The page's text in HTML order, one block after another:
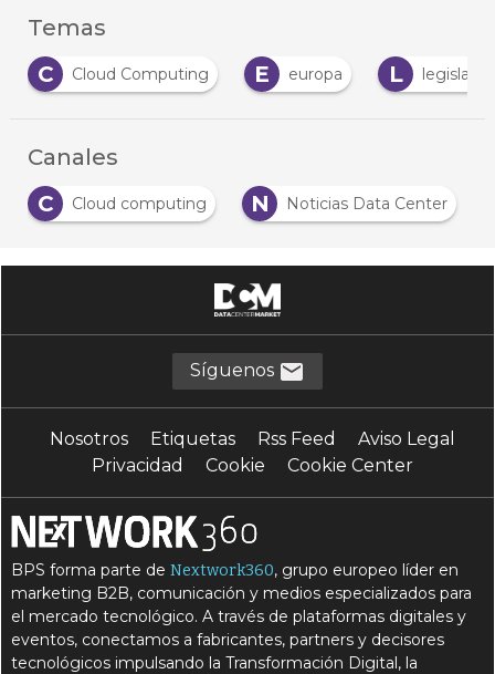
Temas
E
europa L legislación N Nube N
Canales
C
Cloud computing N Noticias Data Center
Síguenos
Nosotros Etiquetas Rss Feed
Aviso Legal
Privacidad
Cookie Cookie Center
BPS forma parte deNextwork360, grupo europeo líder en
marketing B2B, comunicación y medios especializados para
el mercado tecnológico. A través de plataformas digitales y
eventos, conectamos a fabricantes, partners y decisores
tecnológicos impulsando la Transformación Digital, la